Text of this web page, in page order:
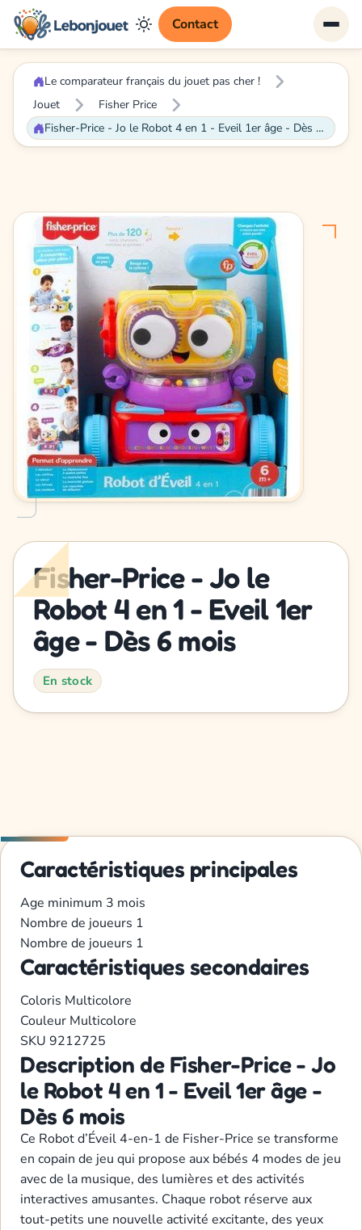
Contact
Le comparateur français du jouet pas cher !
Jouet
Fisher Price
Fisher-Price - Jo le Robot 4 en 1 - Eveil 1er âge - Dès 6 mois
Fisher-Price - Jo le
Robot 4 en 1 - Eveil 1er
âge - Dès 6 mois
En stock
Caractéristiques principales
Age minimum 3 mois
Nombre de joueurs 1
Nombre de joueurs 1
Caractéristiques secondaires
Coloris Multicolore
Couleur Multicolore
SKU 9212725
Description de Fisher-Price - Jo
le Robot 4 en 1 - Eveil 1er âge -
Dès 6 mois
Ce Robot d’Éveil 4-en-1 de Fisher-Price se transforme
en copain de jeu qui propose aux bébés 4 modes de jeu
avec de la musique, des lumières et des activités
interactives amusantes. Chaque robot réserve aux
tout-petits une nouvelle activité excitante, des yeux